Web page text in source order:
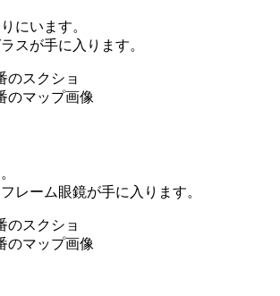
にいます。
スが手に入ります。
レーム眼鏡が手に入ります。